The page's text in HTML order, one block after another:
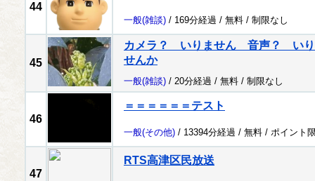
44
一般(雑談) / 169分経過 / 無料 / 制限なし
45
カメラ？ いりません 音声？ いり
せんか
一般(雑談) / 20分経過 / 無料 / 制限なし
46
＝＝＝＝＝＝テスト
一般(その他) / 13394分経過 / 無料 / ポイント
47
RTS高津区民放送